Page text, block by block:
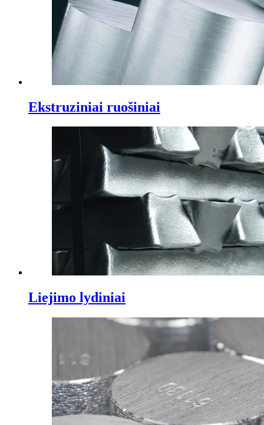
Ekstruziniai ruošiniai
Liejimo lydiniai